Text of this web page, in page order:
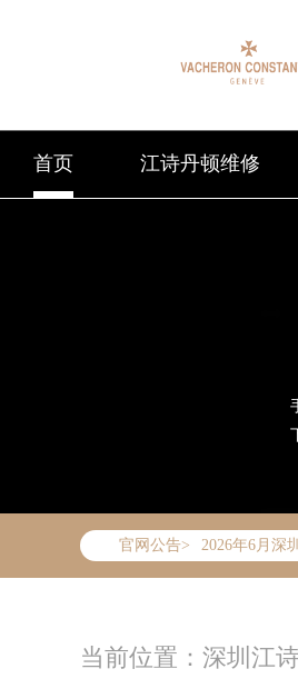
首页 江诗丹顿维修
官网公告>
2026年6月江
2026年6月深
2026年6月江
节假日正常营
当前位置： 深圳江